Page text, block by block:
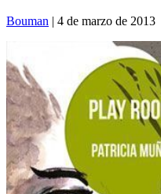
Bouman | 4 de marzo de 2013